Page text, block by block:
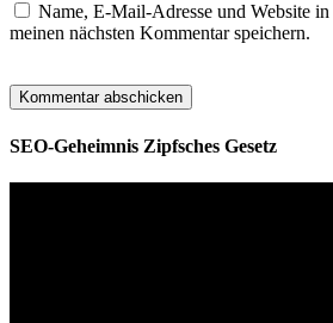
Name, E-Mail-Adresse und Website
meinen nächsten Kommentar speichern.
SEO-Geheimnis Zipfsches Gesetz